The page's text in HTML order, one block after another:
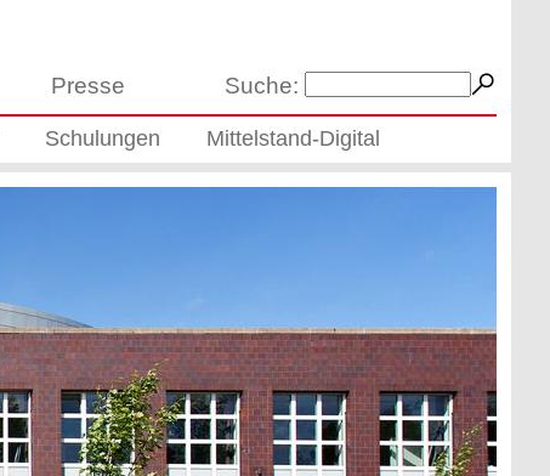
Presse Suche:
Schulungen Mittelstand-Digital